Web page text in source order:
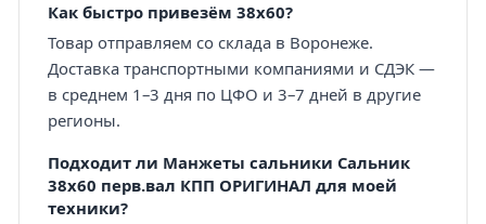
Как быстро привезём 38х60?
Товар отправляем со склада в Воронеже.
Доставка транспортными компаниями и СДЭК —
в среднем 1–3 дня по ЦФО и 3–7 дней в другие
регионы.
Подходит ли Манжеты сальники Сальник
38х60 перв.вал КПП ОРИГИНАЛ для моей
техники?